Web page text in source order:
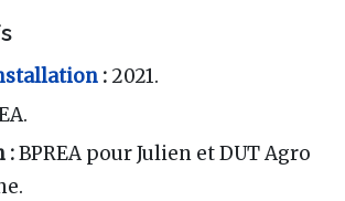
: 2021.
:BPREA pour Julien et DUT Agro